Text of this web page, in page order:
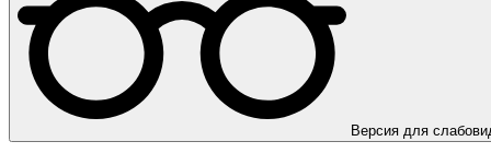
Версия для